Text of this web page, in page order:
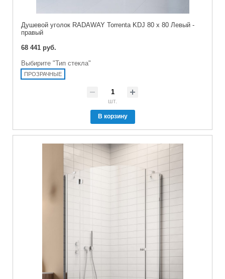
Душевой уголок RADAWAY Torrenta KDJ 80 x 80 Левый -
правый
68 441 руб.
Выбирите "Тип стекла"
ПРОЗРАЧНЫЕ
шт.
В корзину